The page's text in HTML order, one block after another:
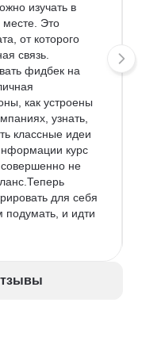
изучать в
Это
от которого
связь.
фидбек на
как устроены
узнать,
классные идеи
курс
не
для себя
подумать, и идти